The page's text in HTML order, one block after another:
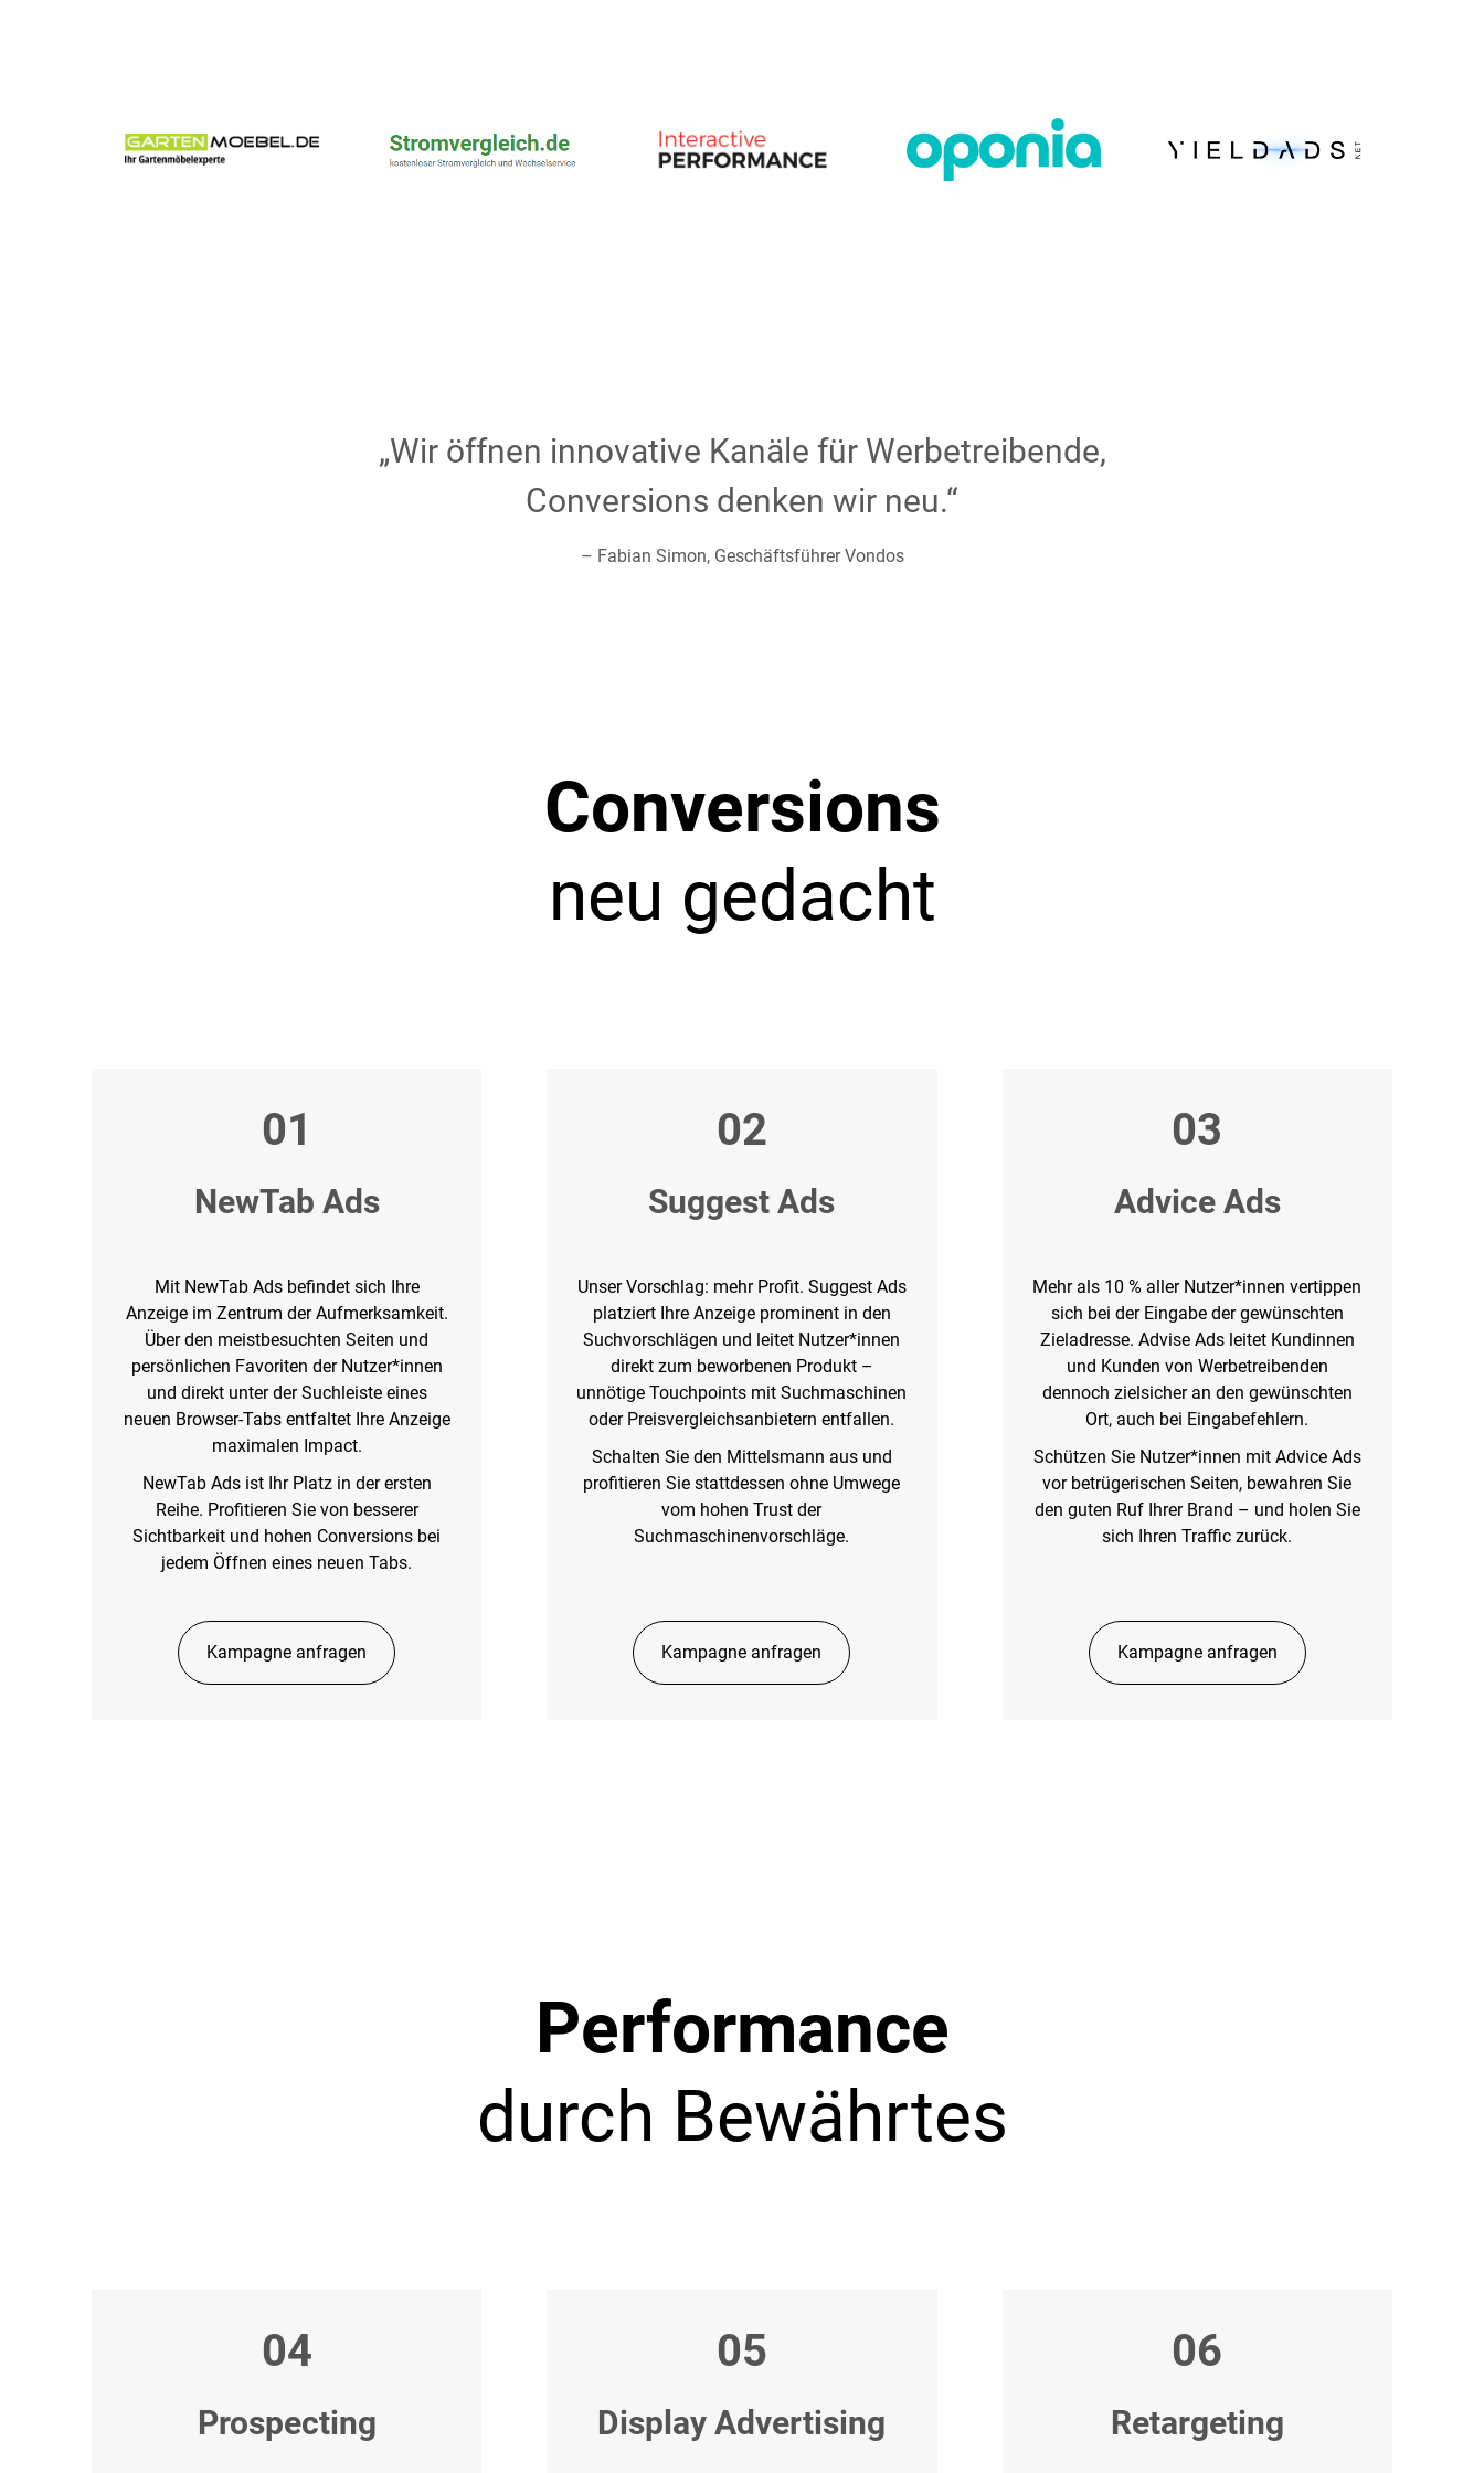
„Wir öffnen innovative Kanäle für Werbetreibende,
Conversions denken wir neu.“
– Fabian Simon, Geschäftsführer Vondos
Conversions
neu gedacht
01
NewTab Ads
Mit NewTab Ads befindet sich Ihre
Anzeige im Zentrum der Aufmerksamkeit.
Über den meistbesuchten Seiten und
persönlichen Favoriten der Nutzer*innen
und direkt unter der Suchleiste eines
neuen Browser-Tabs entfaltet Ihre Anzeige
maximalen Impact.
NewTab Ads ist Ihr Platz in der ersten
Reihe. Profitieren Sie von besserer
Sichtbarkeit und hohen Conversions bei
jedem Öffnen eines neuen Tabs.
Kampagne anfragen
02
Suggest Ads
Unser Vorschlag: mehr Profit. Suggest Ads
platziert Ihre Anzeige prominent in den
Suchvorschlägen und leitet Nutzer*innen
direkt zum beworbenen Produkt –
unnötige Touchpoints mit Suchmaschinen
oder Preisvergleichsanbietern entfallen.
Schalten Sie den Mittelsmann aus und
profitieren Sie stattdessen ohne Umwege
vom hohen Trust der
Suchmaschinenvorschläge.
Kampagne anfragen
03
Advice Ads
Mehr als 10 % aller Nutzer*innen vertippen
sich bei der Eingabe der gewünschten
Zieladresse. Advise Ads leitet Kundinnen
und Kunden von Werbetreibenden
dennoch zielsicher an den gewünschten
Ort, auch bei Eingabefehlern.
Schützen Sie Nutzer*innen mit Advice Ads
vor betrügerischen Seiten, bewahren Sie
den guten Ruf Ihrer Brand – und holen Sie
sich Ihren Traffic zurück.
Kampagne anfragen
Performance
durch Bewährtes
04
Prospecting
05
Display Advertising
06
Retargeting